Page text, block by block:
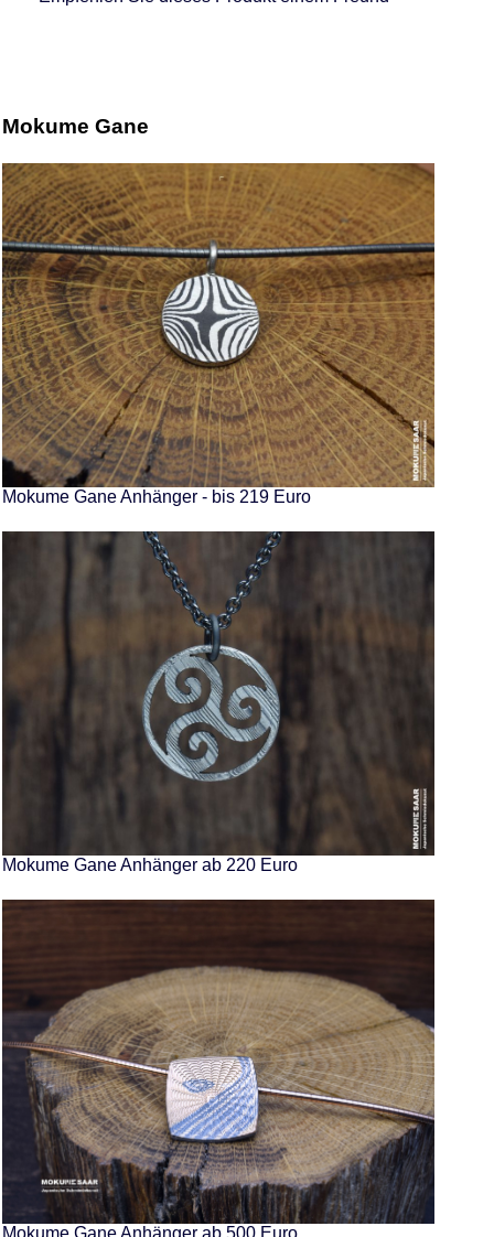
Mokume Gane
Mokume Gane Anhänger - bis 219 Euro
Mokume Gane Anhänger ab 220 Euro
Mokume Gane Anhänger ab 500 Euro